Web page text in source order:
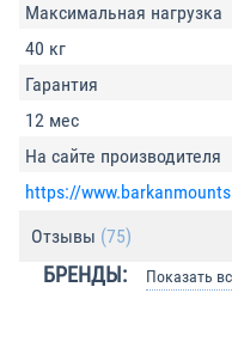
Максимальная нагрузка
40 кг
Гарантия
12 мес
На сайте производителя
https://
Отзывы (75)
БРЕНДЫ: Показать